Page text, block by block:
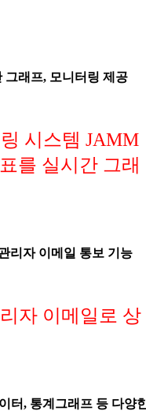
그래프, 모니터링 제공
시스템 JAMM
를 실시간 그래
리자 이메일 통보 기능
자 이메일로 상
터, 통계그래프 등 다양